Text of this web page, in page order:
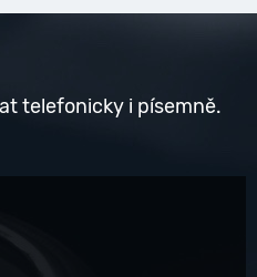
telefonicky i písemně.